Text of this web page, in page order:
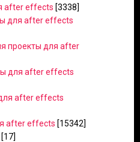
after effects [3338]
для after effects
проекты для after
для after effects
after effects
after effects [15342]
[17]